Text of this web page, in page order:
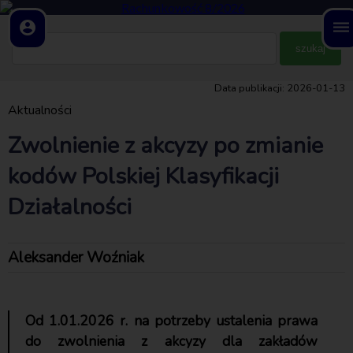
account_circle dehaze
Data publikacji: 2026-01-13
Aktualności
Zwolnienie z akcyzy po zmianie
kodów Polskiej Klasyfikacji
Działalności
Aleksander Woźniak
Od 1.01.2026 r. na potrzeby ustalenia prawa
do zwolnienia z akcyzy dla zakładów